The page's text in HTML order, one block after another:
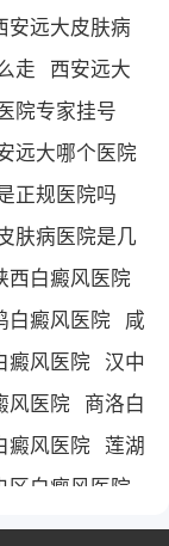
安远大皮肤病
走 西安远大
院专家挂号
远大哪个医院
正规医院吗
肤病医院是几
西白癜风医院
白癜风医院 咸
癜风医院 汉中
风医院 商洛白
癜风医院 莲湖
区白癜风医院
临潼区白癜风